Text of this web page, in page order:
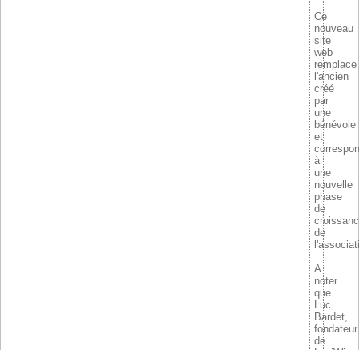
Ce
nouveau
site
web
remplace
l'ancien
créé
par
une
bénévole
et
à
une
nouvelle
phase
de
de
A
noter
que
Luc
Bardet,
fondateur
de